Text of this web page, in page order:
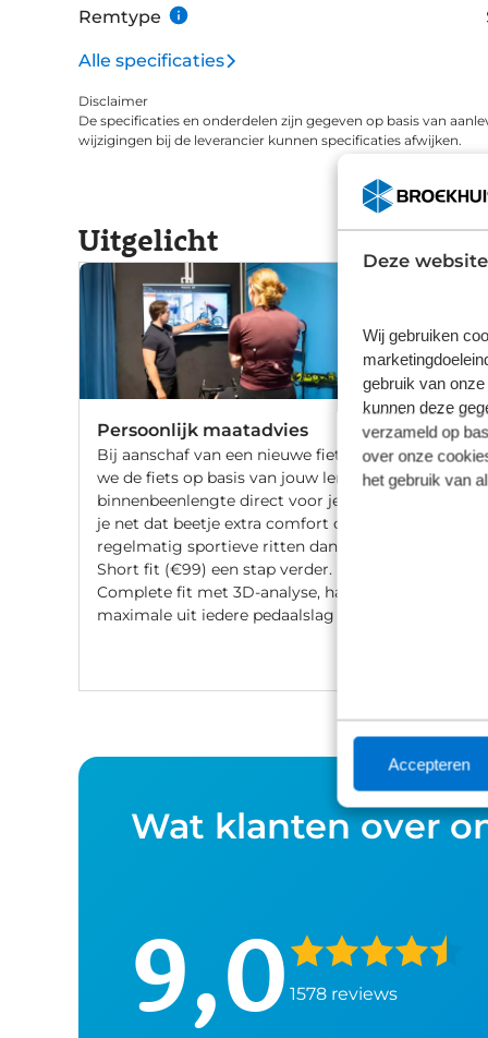
Deze
Wij gebruiken
gebruik van
kunnen deze
verzameld op
over onze
het gebruik van
Accepteren
Remtype
Alle specificaties
Disclaimer
De specificaties en onderdelen zijn gegeven op basis van
wijzigingen bij de leverancier kunnen specificaties afwijken.
Uitgelicht
Persoonlijk maatadvies
Bij aanschaf van een nieuwe fiets stellen
we de fiets op basis van jouw lengte en
binnenbeenlengte direct voor je af. Wil
je net dat beetje extra comfort of fiets je
regelmatig sportieve ritten dan gaat de
Short fit (€99) een stap verder. Met een
Complete fit met 3D-analyse, haal je het
maximale uit iedere pedaalslag (€249).
Wat klanten over
9,0 1578 reviews